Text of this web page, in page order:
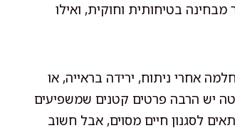
בטיחותית וחוקית, ואילו
אחרי ניתוח, ירידה בראייה, או
יש הרבה פרטים קטנים שמשפיעים
לסגנון חיים מסוים, אבל חשוב